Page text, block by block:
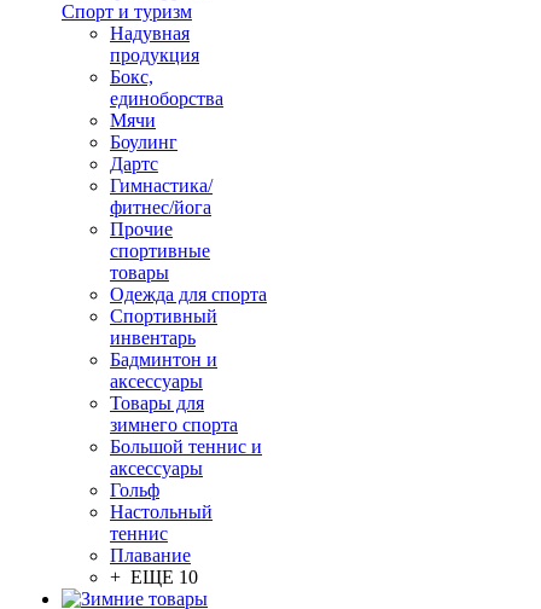
Спорт и туризм
Надувная
продукция
Бокс,
единоборства
Мячи
Боулинг
Дартс
Гимнастика/
фитнес/йога
Прочие
спортивные
товары
Одежда для спорта
Спортивный
инвентарь
Бадминтон и
аксессуары
Товары для
зимнего спорта
Большой теннис и
аксессуары
Гольф
Настольный
теннис
Плавание
+ ЕЩЕ 10